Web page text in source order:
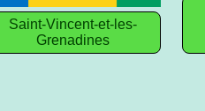
Saint-Vincent-et-les-
Grenadines